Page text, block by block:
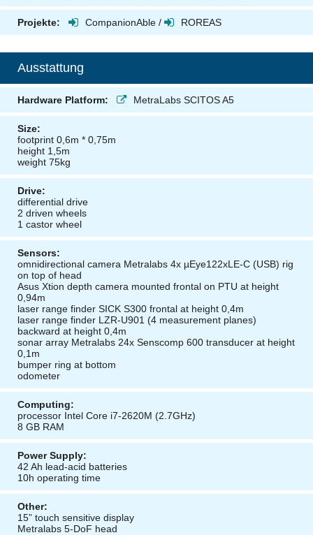
Projekte: CompanionAble / ROREAS
Ausstattung
Hardware Platform: MetraLabs SCITOS A5
Size:
footprint 0,6m * 0,75m
height 1,5m
weight 75kg
Drive:
differential drive
2 driven wheels
1 castor wheel
Sensors:
omnidirectional camera Metralabs 4x µEye122xLE-C (USB) rig
on top of head
Asus Xtion depth camera mounted frontal on PTU at height
0,94m
laser range finder SICK S300 frontal at height 0,4m
laser range finder LZR-U901 (4 measurement planes)
backward at height 0,4m
sonar array Metralabs 24x Senscomp 600 transducer at height
0,1m
bumper ring at bottom
odometer
Computing:
processor Intel Core i7-2620M (2.7GHz)
8 GB RAM
Power Supply:
42 Ah lead-acid batteries
10h operating time
Other:
15” touch sensitive display
Metralabs 5-DoF head